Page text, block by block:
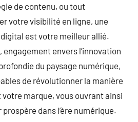
de contenu, ou tout
votre visibilité en ligne, une
est votre meilleur allié.
envers l’innovation
du paysage numérique,
de révolutionner la manière
marque, vous ouvrant ainsi
dans l’ère numérique.